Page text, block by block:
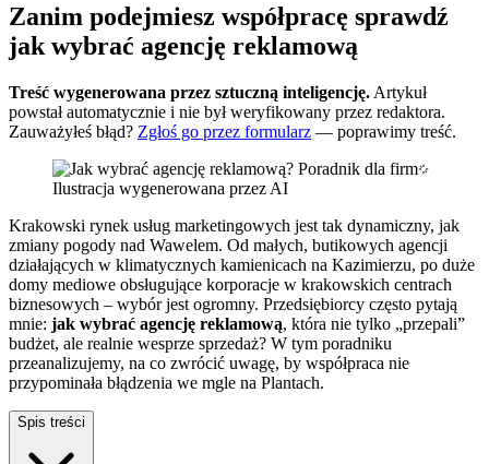
Zanim podejmiesz współpracę sprawdź
jak wybrać agencję reklamową
Treść wygenerowana przez sztuczną inteligencję. Artykuł
powstał automatycznie i nie był weryfikowany przez redaktora.
Zauważyłeś błąd? Zgłoś go przez formularz — poprawimy treść.
Ilustracja wygenerowana przez AI
Krakowski rynek usług marketingowych jest tak dynamiczny, jak
zmiany pogody nad Wawelem. Od małych, butikowych agencji
działających w klimatycznych kamienicach na Kazimierzu, po duże
domy mediowe obsługujące korporacje w krakowskich centrach
biznesowych – wybór jest ogromny. Przedsiębiorcy często pytają
mnie: jak wybrać agencję reklamową, która nie tylko „przepali”
budżet, ale realnie wesprze sprzedaż? W tym poradniku
przeanalizujemy, na co zwrócić uwagę, by współpraca nie
przypominała błądzenia we mgle na Plantach.
Spis treści